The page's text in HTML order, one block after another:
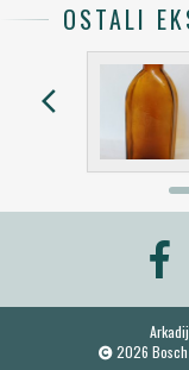
OSTALI
arrow_back_ios
2026 Bosch